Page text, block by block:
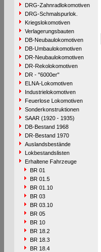
DRG-Zahnradlokomotiven
DRG-Schmalspurlok.
Kriegslokomotiven
Verlagerungsbauten
DB-Neubaulokomotiven
DB-Umbaulokomotiven
DR-Neubaulokomotiven
DR-Rekolokomotiven
DR - "6000er"
ELNA-Lokomotiven
Industrielokomotiven
Feuerlose Lokomotiven
Sonderkonstruktionen
SAAR (1920 - 1935)
DB-Bestand 1968
DR-Bestand 1970
Auslandsbestände
Lokbestandslisten
Erhaltene Fahrzeuge
BR 01
BR 01.5
BR 01.10
BR 03
BR 03.10
BR 05
BR 10
BR 18.2
BR 18.3
BR 18.4